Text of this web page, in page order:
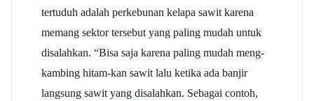
tertuduh adalah perkebunan kelapa sawit karena
memang sektor tersebut yang paling mudah untuk
disalahkan. “Bisa saja karena paling mudah meng-
kambing hitam-kan sawit lalu ketika ada banjir
langsung sawit yang disalahkan. Sebagai contoh,